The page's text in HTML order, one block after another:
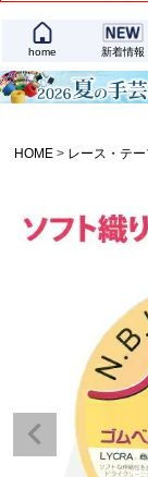
home 新着情報
HOME レース・テ